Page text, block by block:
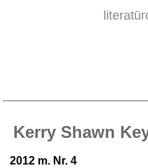
Kerry Shawn
2012 m. Nr. 4